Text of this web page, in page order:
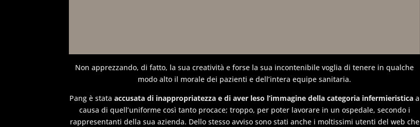
Non apprezzando, di fatto, la sua creatività e forse la sua incontenibile voglia di tenere in qualche
modo alto il morale dei pazienti e dell’intera equipe sanitaria.
Pang è stataaccusata di inappropriatezza e di aver leso l’immagine della categoria infermieristica a
causa di quell’uniforme così tanto procace; troppo, per poter lavorare in un ospedale, secondo i
rappresentanti della sua azienda. Dello stesso avviso sono stati anche i moltissimi utenti del web che